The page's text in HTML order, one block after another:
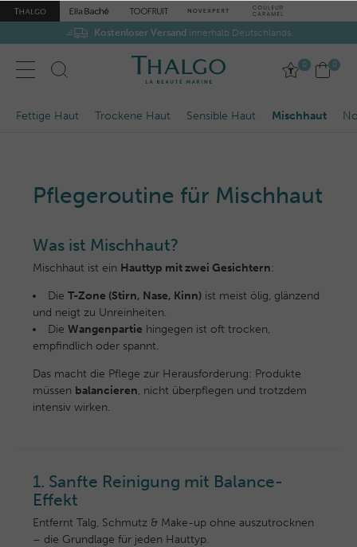
Gratis-Probenzu jeder Bestellung
Kostenloser Versand innerhalb Deutschlands
0 0
Fettige Haut Trockene Haut Sensible Haut Mischhaut
Pflegeroutine für Mischhaut
Was ist Mischhaut?
Mischhaut ist ein Hauttyp mit zwei Gesichtern:
Die T-Zone (Stirn, Nase, Kinn) ist meist ölig, glänzend
und neigt zu Unreinheiten.
Die Wangenpartie hingegen ist oft trocken,
empfindlich oder spannt.
Das macht die Pflege zur Herausforderung: Produkte
müssen balancieren, nicht überpflegen und trotzdem
intensiv wirken.
1. Sanfte Reinigung mit Balance-
Effekt
Entfernt Talg, Schmutz & Make-up ohne auszutrocknen
– die Grundlage für jeden Hauttyp.